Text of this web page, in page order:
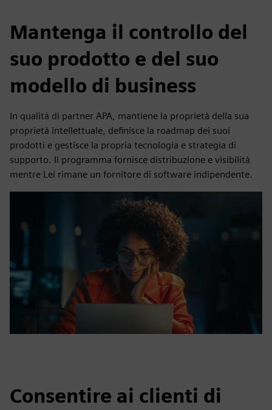
Mantenga il controllo del
suo prodotto e del suo
modello di business
In qualità di partner APA, mantiene la proprietà della sua
proprietà intellettuale, definisce la roadmap dei suoi
prodotti e gestisce la propria tecnologia e strategia di
supporto. Il programma fornisce distribuzione e visibilità
mentre Lei rimane un fornitore di software indipendente.
Consentire ai clienti di